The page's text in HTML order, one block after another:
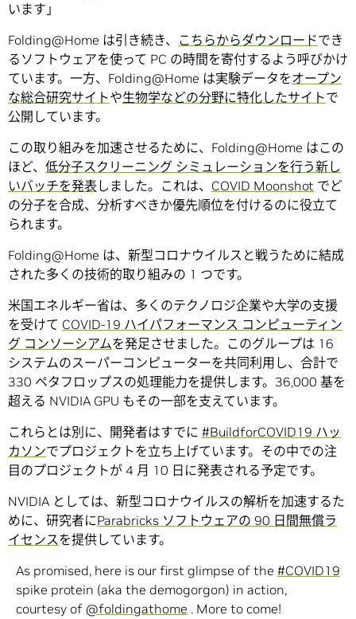
います」
Folding@Home は引き続き、 こちらからダウンロードでき
るソフトウェアを使って PC の時間を寄付するよう呼びかけ
ています。一方、Folding@Home は実験データをオープン
な総合研究サイトや生物学などの分野に特化したサイトで
公開しています。
この取り組みを加速させるために、Folding@Home はこの
ほど、 低分子スクリーニング シミュレーションを行う新し
いバッチを発表 しました。これは、 COVID Moonshot でど
の分子を合成、分析すべきか優先順位を付けるのに役立て
られます。
Folding@Home は、新型コロナウイルスと戦うために結成
された多くの技術的取り組みの 1 つです。
米国エネルギー省は、多くのテクノロジ企業や大学の支援
を受けて COVID-19 ハイパフォーマンス コンピューティン
グ コンソーシアムを発足させました。このグループは 16
システムのスーパーコンピューターを共同利用し、合計で
330 ペタフロップスの処理能力を提供します。36,000 基を
超える NVIDIA GPU もその一部を支えています。
これらとは別に、開発者はすでに #BuildforCOVID19 ハッ
カソンでプロジェクトを立ち上げています。その中での注
目のプロジェクトが 4 月 10 日に発表される予定です。
NVIDIA としては、新型コロナウイルスの解析を加速するた
めに、研究者にParabricks ソフトウェアの 90 日間無償ラ
イセンスを提供しています。
As promised, here is our first glimpse of the #COVID19
spike protein (aka the demogorgon) in action,
courtesy of @foldingathome . More to come!